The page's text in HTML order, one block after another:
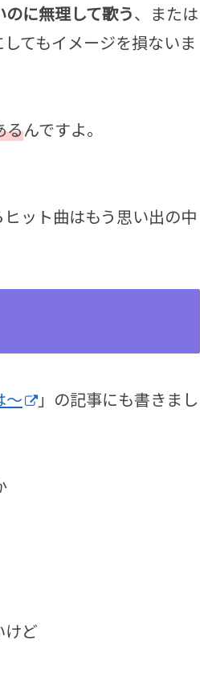
に無理して歌う、または
てもイメージを損ないま
るんですよ。
ット曲はもう思い出の中
〜
」の記事にも書きまし
けど